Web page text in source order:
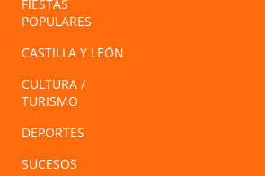
FIESTAS
POPULARES
CASTILLA Y LEÓN
CULTURA /
TURISMO
DEPORTES
SUCESOS